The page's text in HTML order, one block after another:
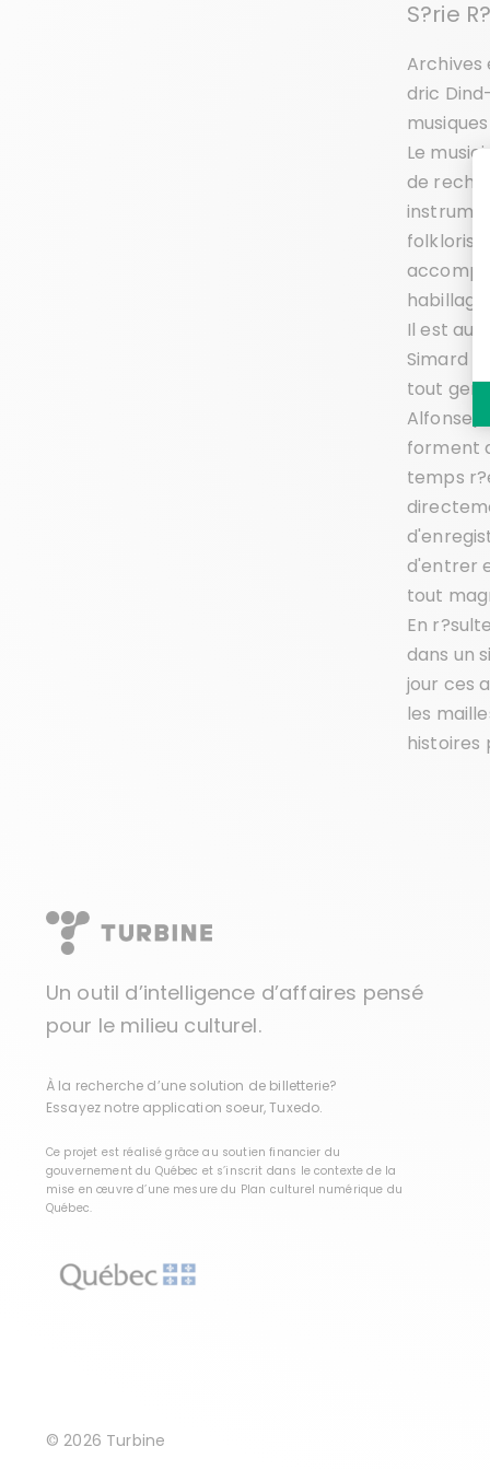
S?rie
Archives
dric
Le
de
Il est
Simard
tout
Alfonse),
forment
temps
d'entrer
tout
En
dans un
jour ces
les
histoires
Un outil d’intelligence d’affaires pensé
pour le milieu culturel.
À la recherche d’une solution de billetterie?
Essayez notre application soeur,Tuxedo.
Ce projet est réalisé grâce au soutien financier du
gouvernement du Québec et s’inscrit dans le contexte de la
mise en œuvre d’une mesure du Plan culturel numérique du
Québec.
© 2026 Turbine